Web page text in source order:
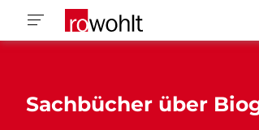
Sachbücher über